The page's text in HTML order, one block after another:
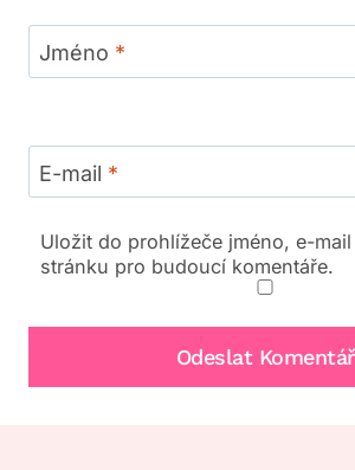
Jméno *
E-mail *
Uložit do prohlížeče jméno, e-
stránku pro budoucí komentáře.